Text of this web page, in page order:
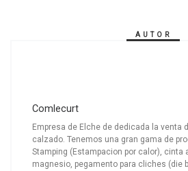
AUTOR
Comlecurt
Empresa de Elche de dedicada la venta
calzado. Tenemos una gran gama de
Stamping (Estampacion por calor), cinta
magnesio, pegamento para cliches (die